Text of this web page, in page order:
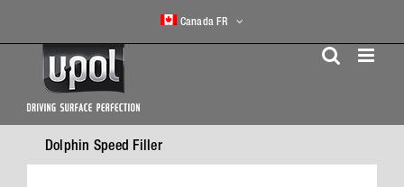
Canada FR
Dolphin Speed Filler